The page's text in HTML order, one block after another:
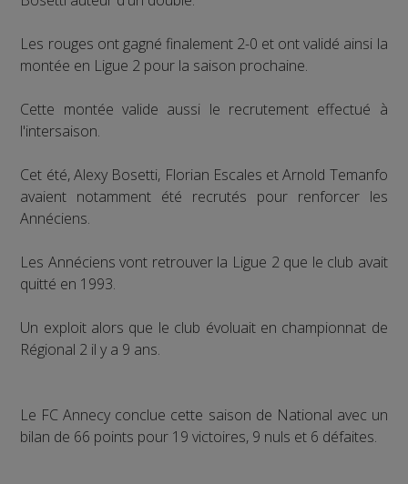
Les rouges ont gagné finalement 2-0 et ont validé ainsi la
montée en Ligue 2 pour la saison prochaine.
Cette montée valide aussi le recrutement effectué à
l'intersaison.
Cet été, Alexy Bosetti, Florian Escales et Arnold Temanfo
avaient notamment été recrutés pour renforcer les
Annéciens.
Les Annéciens vont retrouver la Ligue 2 que le club avait
quitté en 1993.
Un exploit alors que le club évoluait en championnat de
Régional 2 il y a 9 ans.
Le FC Annecy conclue cette saison de National avec un
bilan de 66 points pour 19 victoires, 9 nuls et 6 défaites.